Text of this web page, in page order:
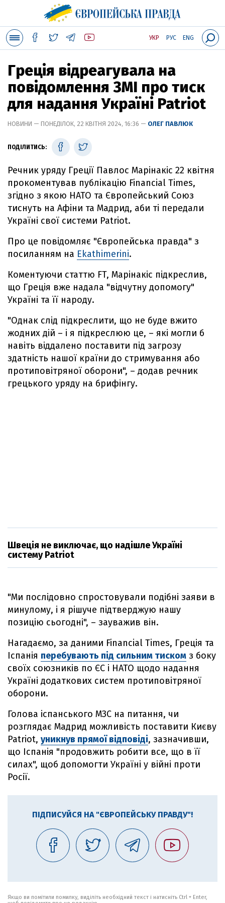
УКР РУС ENG
Греція відреагувала на
повідомлення ЗМІ про тиск
для надання Україні Patriot
НОВИНИ — ПОНЕДІЛОК, 22 КВІТНЯ 2024, 16:36 — ОЛЕГ ПАВЛЮК
ПОДІЛИТИСЬ:
Речник уряду Греції Павлос Марінакіс 22 квітня
прокоментував публікацію Financial Times,
згідно з якою НАТО та Європейський Союз
тиснуть на Афіни та Мадрид, аби ті передали
Україні свої системи Patriot.
Про це повідомляє "Європейська правда" з
посиланням на Ekathimerini.
Коментуючи статтю FT, Марінакіс підкреслив,
що Греція вже надала "відчутну допомогу"
Україні та її народу.
"Однак слід підкреслити, що не буде вжито
жодних дій – і я підкреслюю це, – які могли б
навіть віддалено поставити під загрозу
здатність нашої країни до стримування або
протиповітряної оборони", – додав речник
грецького уряду на брифінгу.
Швеція не виключає, що надішле Україні
систему Patriot
"Ми послідовно спростовували подібні заяви в
минулому, і я рішуче підтверджую нашу
позицію сьогодні", – зауважив він.
Нагадаємо, за даними Financial Times, Греція та
Іспанія перебувають під сильним тиском з боку
своїх союзників по ЄС і НАТО щодо надання
Україні додаткових систем протиповітряної
оборони.
Голова іспанського МЗС на питання, чи
розглядає Мадрид можливість поставити Києву
Patriot, уникнув прямої відповіді, зазначивши,
що Іспанія "продовжить робити все, що в її
силах", щоб допомогти Україні у війні проти
Росії.
ПІДПИСУЙСЯ НА "ЄВРОПЕЙСЬКУ ПРАВДУ"!
Якщо ви помітили помилку, виділіть необхідний текст і натисніть Ctrl + Enter,